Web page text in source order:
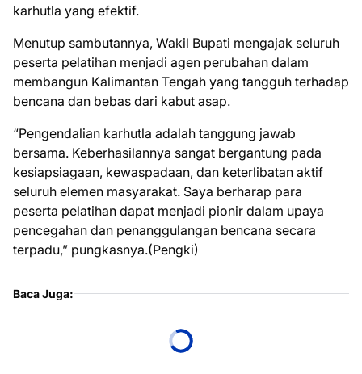
karhutla yang efektif.
Menutup sambutannya, Wakil Bupati mengajak seluruh
peserta pelatihan menjadi agen perubahan dalam
membangun Kalimantan Tengah yang tangguh terhadap
bencana dan bebas dari kabut asap.
“Pengendalian karhutla adalah tanggung jawab
bersama. Keberhasilannya sangat bergantung pada
kesiapsiagaan, kewaspadaan, dan keterlibatan aktif
seluruh elemen masyarakat. Saya berharap para
peserta pelatihan dapat menjadi pionir dalam upaya
pencegahan dan penanggulangan bencana secara
terpadu,” pungkasnya.(Pengki)
Baca Juga: